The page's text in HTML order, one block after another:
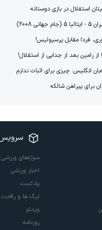
استقلال در بازی دوستانه
2008)
فردا مقابل پرسپولیس!
رامین بعد از جدایی از استقلال!
انگلیس: چیزی برای اثبات ندارم
برای پیراهن شالکه
سوژه‌های
اخبار ورزشی
پادکست
لیگ ها و رقابت
ویدئو
روزنامه